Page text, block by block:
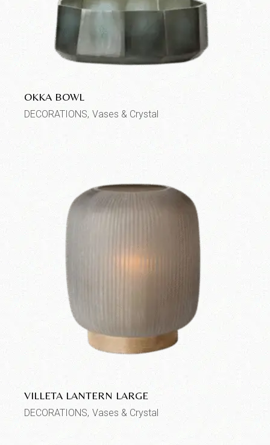
OKKA BOWL
DECORATIONS Vases & Crystal
VILLETA LANTERN LARGE
DECORATIONS Vases & Crystal